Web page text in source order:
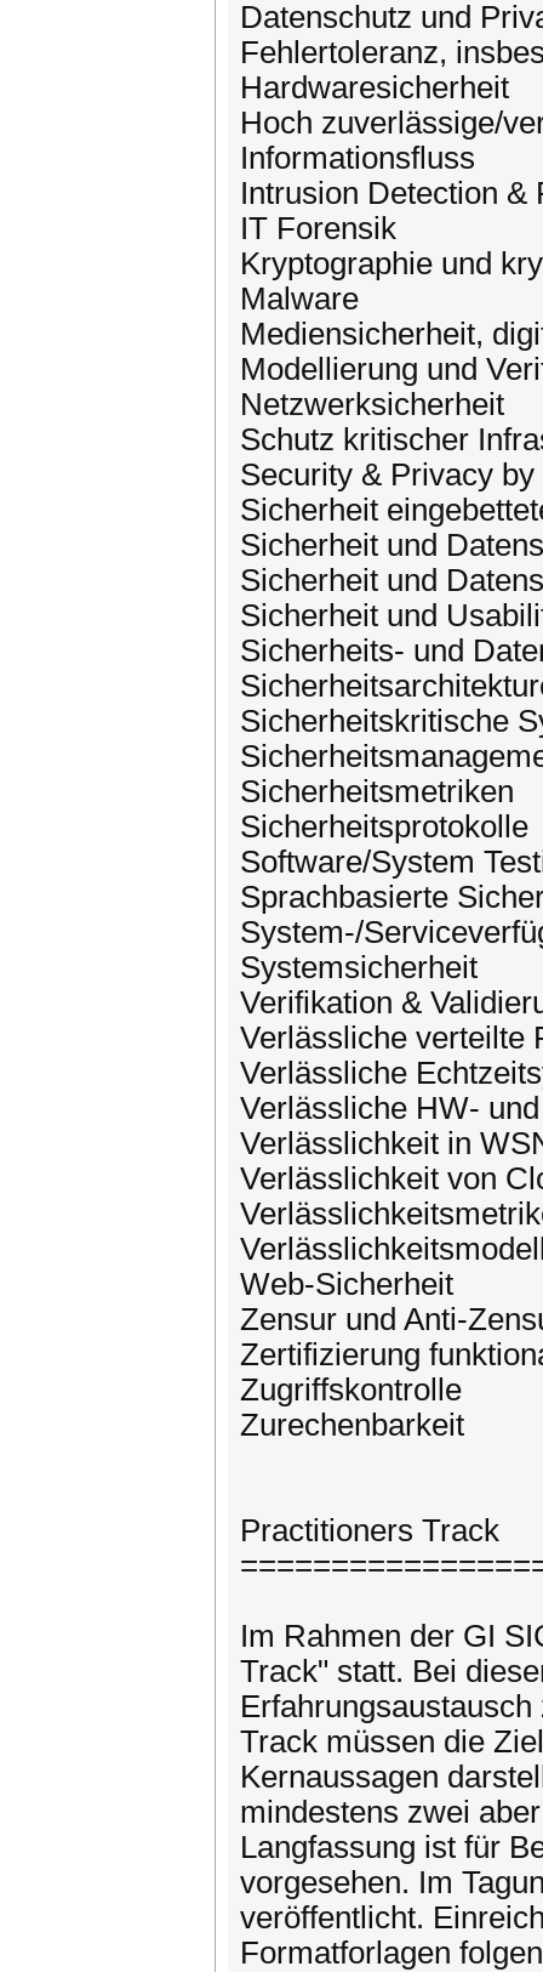
Datenschutz und
Fehlertoleranz,
Hardwaresicherheit
Hoch zuverlässige/
Informationsfluss
Intrusion Detection &
IT Forensik
Kryptographie und
Malware
Mediensicherheit,
Modellierung und
Netzwerksicherheit
Schutz kritischer
Security & Privacy by
Sicherheit
Sicherheit und
Sicherheit und
Sicherheit und
Sicherheits- und
Sicherheitskritische
Sicherheitsmetriken
Sicherheitsprotokolle
Software/System
Sprachbasierte
System-/
Systemsicherheit
Verifikation &
Verlässliche verteilte
Verlässliche
Verlässliche HW-
Verlässlichkeit in
Verlässlichkeit von
Web-Sicherheit
Zensur und Anti-
Zertifizierung
Zugriffskontrolle
Zurechenbarkeit
Practitioners Track
Im Rahmen der GI
Track" statt. Bei
Track müssen die
Kernaussagen
mindestens zwei
Langfassung ist für
vorgesehen. Im
veröffentlicht.
Formatforlagen